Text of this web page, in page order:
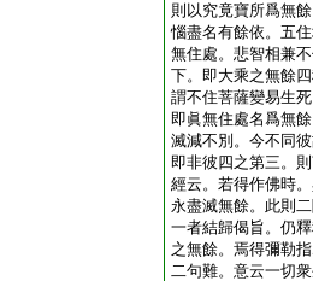
則以究竟寶所爲無
惱盡名有餘依。五
無住處。悲智相兼
下。即大乘之無餘
謂不住菩薩變易生
即眞無住處名爲無
滅減不別。今不同
即非彼四之第三。
經云。若得作佛時
永盡滅無餘。此則
一者結歸偈旨。仍
之無餘。焉得彌勒
二句難。意云一切